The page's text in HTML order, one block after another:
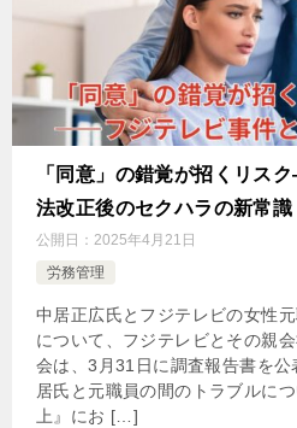
「同意」の錯覚が招くリス
法改正後のセクハラの新常識
公開日： 2025年4月21日
労務管理
中居正広氏とフジテレビの女性
について、フジテレビとその親
会は、3月31日に調査報告書を
居氏と元職員の間のトラブルに
上』にお […]